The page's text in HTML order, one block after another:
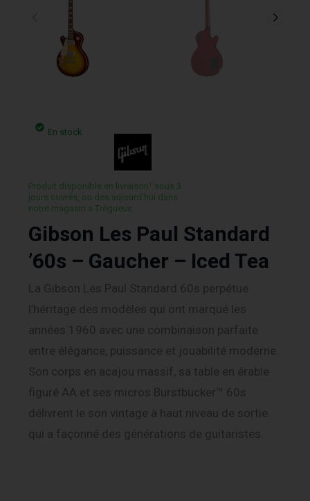
En stock
Produit disponible en livraison¹ sous 3
jours ouvrés, ou des aujourd’hui dans
notre magasin a Trégueux.
Gibson Les Paul Standard
’60s – Gaucher – Iced Tea
La Gibson Les Paul Standard 60s perpétue
l’héritage des modèles qui ont marqué les
années 1960 avec une combinaison parfaite
entre élégance, puissance et jouabilité moderne.
Son corps en acajou massif, sa table en érable
figuré AA et ses micros Burstbucker™ 60s
délivrent le son vintage à haut niveau de sortie
qui a façonné des générations de guitaristes.